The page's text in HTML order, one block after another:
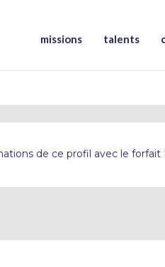
missions talents
de ce profil avec le forfait